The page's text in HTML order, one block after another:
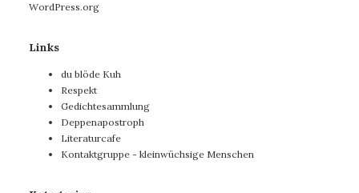
WordPress.org
Links
du blöde Kuh
Respekt
Gedichtesammlung
Deppenapostroph
Literaturcafe
Kontaktgruppe - kleinwüchsige Menschen